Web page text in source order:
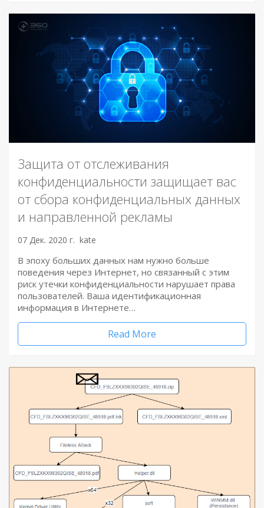
Защита от отслеживания
конфиденциальности защищает вас
от сбора конфиденциальных данных
и направленной рекламы
07 Дек. 2020 г. kate
В эпоху больших данных нам нужно больше
поведения через Интернет, но связанный с этим
риск утечки конфиденциальности нарушает права
пользователей. Ваша идентификационная
информация в Интернете…
Read More